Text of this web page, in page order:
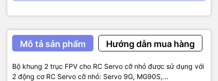
Mô tả sản phẩm Hướng dẫn mua hàng
Bộ khung 2 trục FPV cho RC Servo cỡ nhỏ được sử dụng với
2 động cơ RC Servo cỡ nhỏ: Servo 9G, MG90S,...